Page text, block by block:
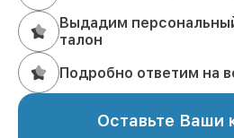
Выдадим
талон
Подробно ответим на
Оставьте Ваши